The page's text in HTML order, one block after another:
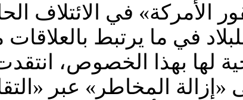
الأمركة» في الائتلاف
في ما يرتبط
لها بهذا الخصوص،
«إزالة المخاطر» عبر